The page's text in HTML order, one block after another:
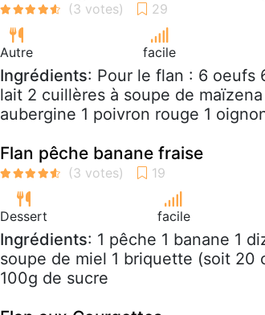
Autre facile
Ingrédients: Pour le flan : 6 oeufs
lait 2 cuillères à soupe de
aubergine 1 poivron rouge 1
Flan pêche banane fraise
Dessert facile
Ingrédients: 1 pêche 1 banane 1
soupe de miel 1 briquette (soit
100g de sucre